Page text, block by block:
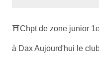
⛩Chpt de zone junior
à Dax Aujourd'hui le